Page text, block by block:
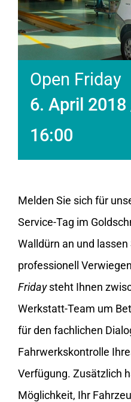
Open Friday
6. April
16:00
Melden Sie sich für
Service-Tag im
Walldürn an und
professionell
Fridaysteht Ihnen
Werkstatt-Team um
für den fachlichen
Fahrwerkskontrolle
Verfügung. Zusätzlich
Möglichkeit, Ihr